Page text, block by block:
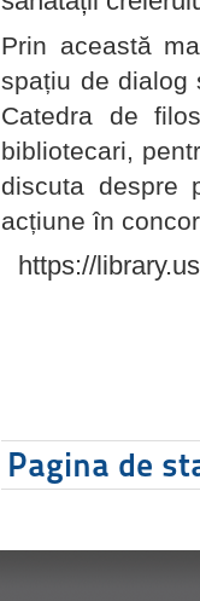
Prin această
spațiu de dialog
Catedra de
bibliotecari,
discuta despre
acțiune în
https://
Pagina de